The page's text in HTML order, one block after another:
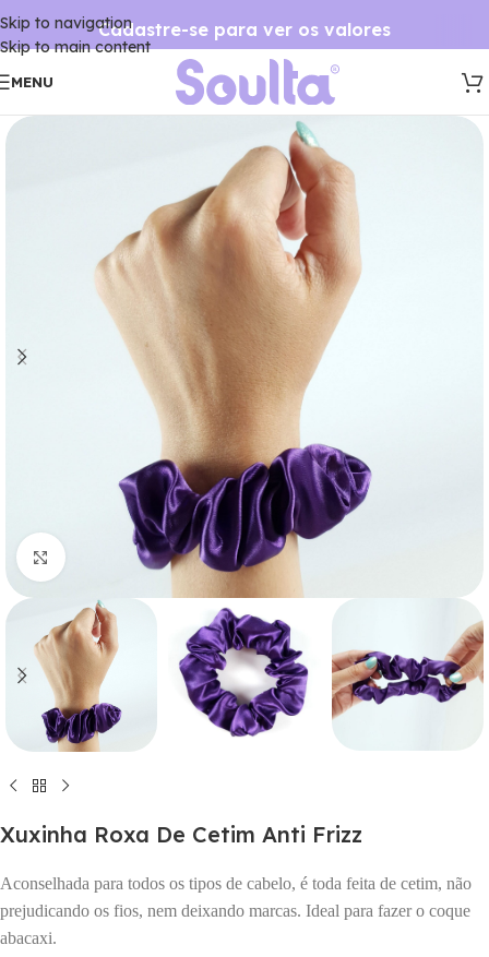
Skip to navigation
Skip to main content
Cadastre-se para ver os valores
MENU
Click to enlarge
Xuxinha Roxa De Cetim Anti Frizz
Aconselhada para todos os tipos de cabelo, é toda feita de cetim, não
prejudicando os fios, nem deixando marcas. Ideal para fazer o coque
abacaxi.